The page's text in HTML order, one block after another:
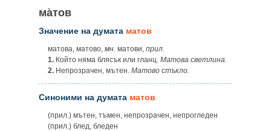
ма̀тов
Значение на думата матов
матова, матово, мн. матови, прил.
1. Който няма блясък или гланц. Матова светлина.
2. Непрозрачен, мътен. Матово стъкло.
Синоними на думата матов
(прил.) мътен, тъмен, непрозрачен, непрогледен
(прил.) блед, бледен